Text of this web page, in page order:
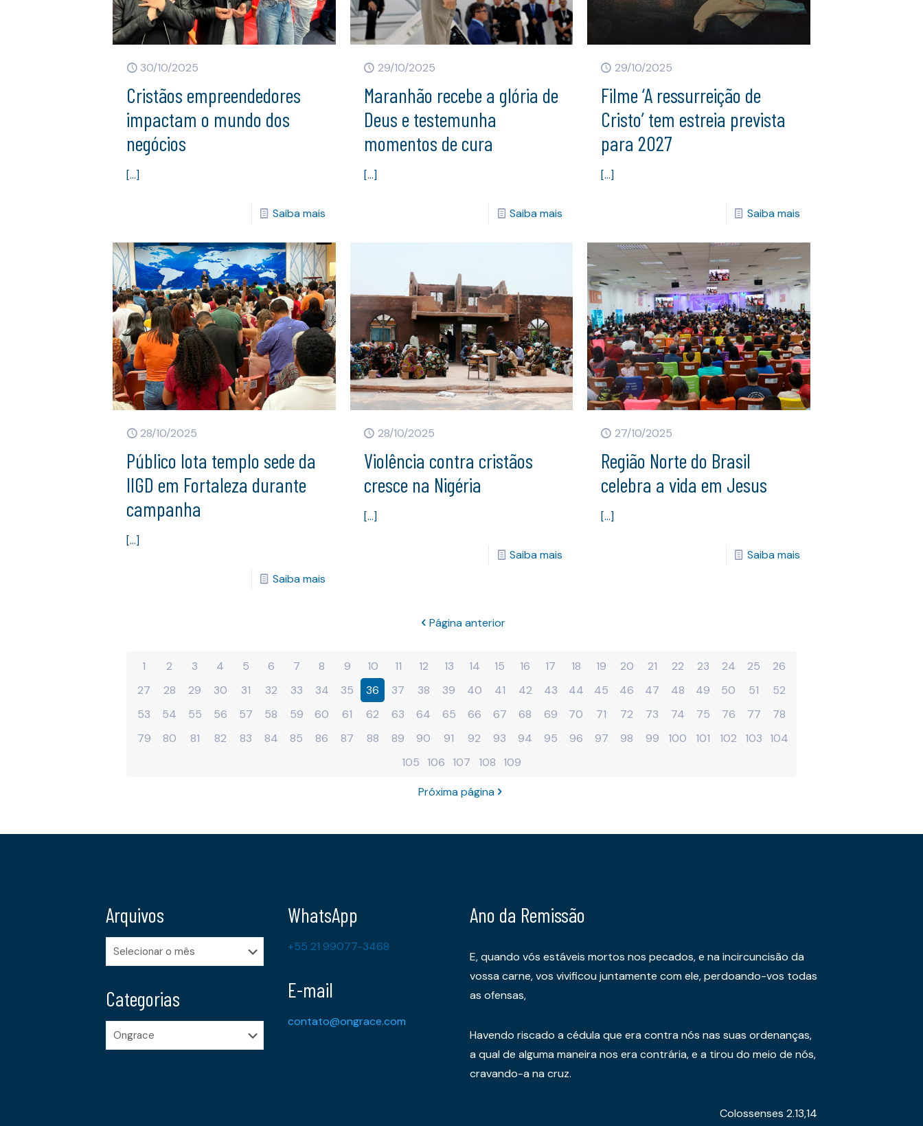
30/10/2025
Cristãos empreendedores
impactam o mundo dos
negócios
[…]
Saiba mais
29/10/2025
Maranhão recebe a glória de
Deus e testemunha
momentos de cura
[…]
Saiba mais
29/10/2025
Filme ‘A ressurreição de
Cristo’ tem estreia prevista
para 2027
[…]
Saiba mais
28/10/2025
Público lota templo sede da
IIGD em Fortaleza durante
campanha
[…]
Saiba mais
28/10/2025
Violência contra cristãos
cresce na Nigéria
[…]
Saiba mais
27/10/2025
Região Norte do Brasil
celebra a vida em Jesus
[…]
Saiba mais
Página anterior
1 2 3 4 5 6 7 8 9 10 11 12 13 14 15 16 17 18 19 20 21 22 23 24 25
26
27
28 29 30 31 32 33 34 35 36 37 38 39 40 41 42 43 44 45 46 47 48 49 50 51
52
53
54 55 56 57 58 59 60 61 62 63 64 65 66 67 68 69 70 71 72 73 74 75 76 77
78
79
80 81 82 83 84 85 86 87 88 89 90 91 92 93 94 95 96 97 98 99 100 101 102 103
104
105
106 107 108 109
Próxima página
Arquivos
Arquivos
Categorias
Categorias
WhatsApp
+55 21 99077-3468
E-mail
contato@ongrace.com
Ano da Remissão
E, quando vós estáveis mortos nos pecados, e na incircuncisão da
vossa carne, vos vivificou juntamente com ele, perdoando-vos todas
as ofensas,
Havendo riscado a cédula que era contra nós nas suas ordenanças,
a qual de alguma maneira nos era contrária, e a tirou do meio de nós,
cravando-a na cruz.
Colossenses 2.13,14